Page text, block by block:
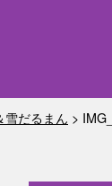
雪だるまん >